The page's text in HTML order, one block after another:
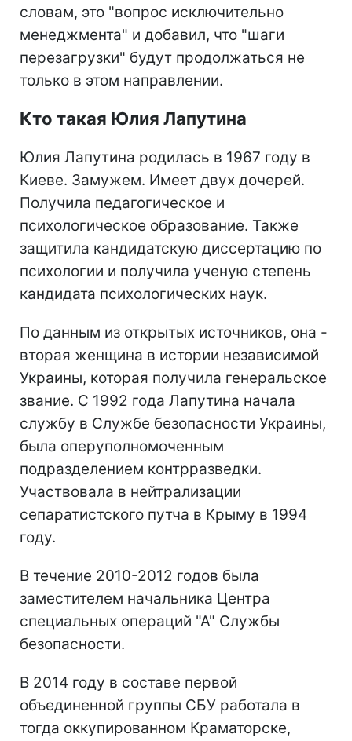
словам, это "вопрос исключительно
менеджмента" и добавил, что "шаги
перезагрузки" будут продолжаться не
только в этом направлении.
Кто такая Юлия Лапутина
Юлия Лапутина родилась в 1967 году в
Киеве. Замужем. Имеет двух дочерей.
Получила педагогическое и
психологическое образование. Также
защитила кандидатскую диссертацию по
психологии и получила ученую степень
кандидата психологических наук.
По данным из открытых источников, она -
вторая женщина в истории независимой
Украины, которая получила генеральское
звание. С 1992 года Лапутина начала
службу в Службе безопасности Украины,
была оперуполномоченным
подразделением контрразведки.
Участвовала в нейтрализации
сепаратистского путча в Крыму в 1994
году.
В течение 2010-2012 годов была
заместителем начальника Центра
специальных операций "А" Службы
безопасности.
В 2014 году в составе первой
объединенной группы СБУ работала в
тогда оккупированном Краматорске,